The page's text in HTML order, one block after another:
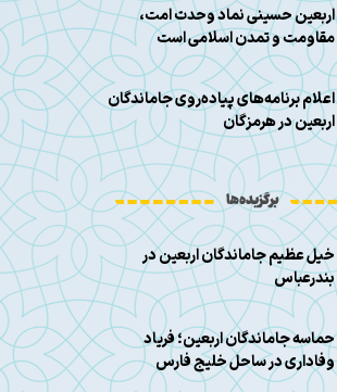
اربعین حسینی نماد وحدت امت،
مقاومت و تمدن اسلامی است
اعلام برنامه‌های پیاده‌روی جاماندگان
اربعین در هرمزگان
برگزیده‌ها
خیل عظیم جاماندگان اربعین در
بندرعباس
حماسه جاماندگان اربعین؛ فریاد
وفاداری در ساحل خلیج فارس